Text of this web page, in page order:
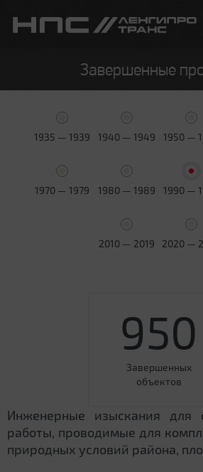
Завершенные
1935 — 1939 1940 — 1949 1950 —
1970 — 1979 1980 — 1989 1990 —
2010 — 2019 2020 —
950
Завершенных
объектов
Инженерные изыскания для
работы, проводимые для
природных условий района,